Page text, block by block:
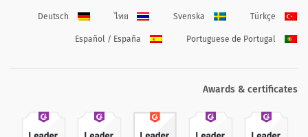
Türkçe
Svenska
ไทย
Deutsch
Portuguese de Portugal
Español / España
Awards & certificates